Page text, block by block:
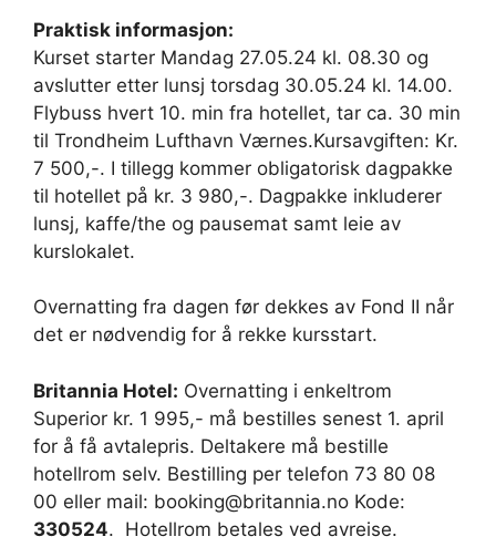
Praktisk informasjon:
Kurset starter Mandag 27.05.24 kl. 08.30 og
avslutter etter lunsj torsdag 30.05.24 kl. 14.00.
Flybuss hvert 10. min fra hotellet, tar ca. 30 min
til Trondheim Lufthavn Værnes.Kursavgiften: Kr.
7 500,-. I tillegg kommer obligatorisk dagpakke
til hotellet på kr. 3 980,-. Dagpakke inkluderer
lunsj, kaffe/the og pausemat samt leie av
kurslokalet.
Overnatting fra dagen før dekkes av Fond II når
det er nødvendig for å rekke kursstart.
Britannia Hotel: Overnatting i enkeltrom
Superior kr. 1 995,- må bestilles senest 1. april
for å få avtalepris. Deltakere må bestille
hotellrom selv. Bestilling per telefon 73 80 08
00 eller mail: booking@britannia.no Kode:
330524. Hotellrom betales ved avreise.